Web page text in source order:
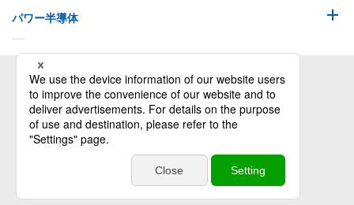
パワー半導体
株式会社オリジン
特定個人情報等の適正な取扱いに関する基本方針